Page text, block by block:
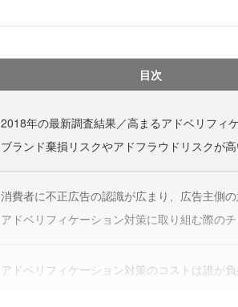
目次
2018年の最新調査結果／高まるアドベリフィ
ブランド棄損リスクやアドフラウドリスクが
消費者に不正広告の認識が広まり、広告主側
アドベリフィケーション対策に取り組む際の
アドベリフィケーション対策のコストは誰が